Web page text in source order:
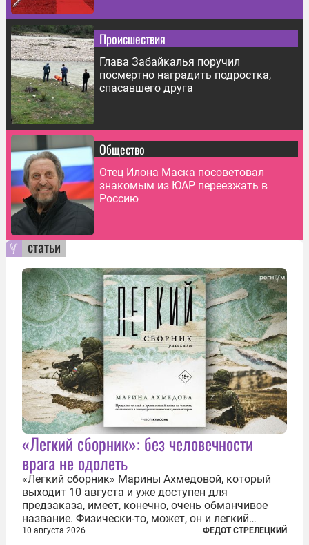
Происшествия
Глава Забайкалья поручил
посмертно наградить подростка,
спасавшего друга
Общество
Отец Илона Маска посоветовал
знакомым из ЮАР переезжать в
Россию
статьи
«Легкий сборник»: без человечности
врага не одолеть
«Легкий сборник» Марины Ахмедовой, который
выходит 10 августа и уже доступен для
предзаказа, имеет, конечно, очень обманчивое
название. Физически-то, может, он и легкий
относительно. Но метафизически —
10 августа 2026 ФЕДОТ СТРЕЛЕЦКИЙ